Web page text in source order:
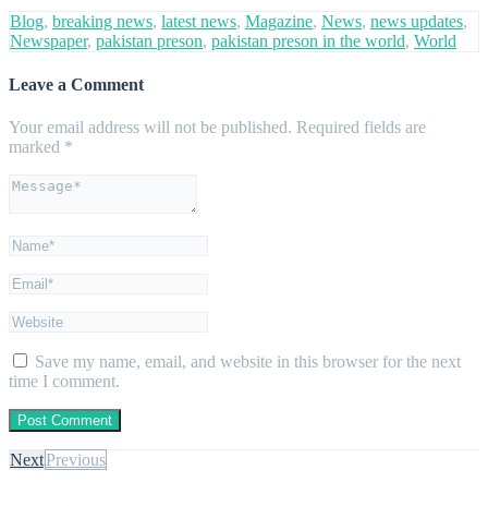
Blog, breaking news, latest news, Magazine, News, news updates,
Newspaper, pakistan preson, pakistan preson in the world, World
Leave a Comment
Your email address will not be published. Required fields are
marked *
Save my name, email, and website in this browser for the next
time I comment.
NextPrevious